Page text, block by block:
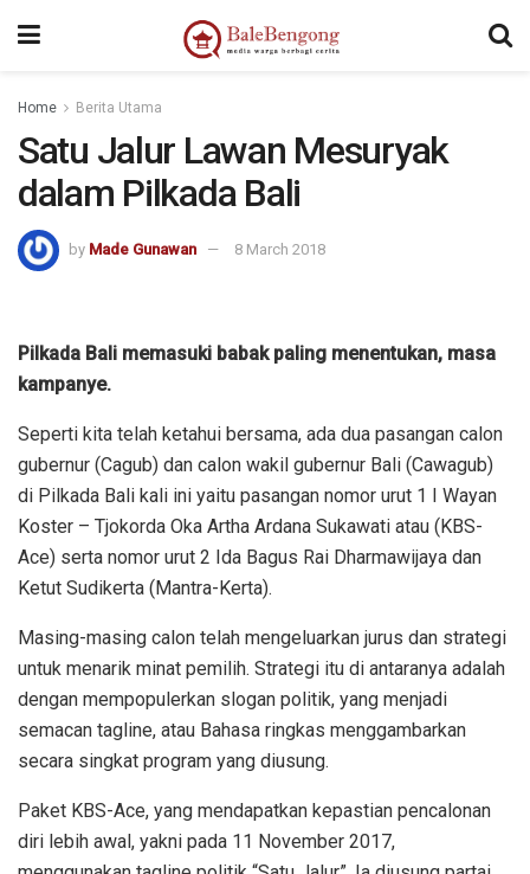
Home Berita Utama
Satu Jalur Lawan Mesuryak
dalam Pilkada Bali
by Made Gunawan 8 March 2018
Pilkada Bali memasuki babak paling menentukan, masa
kampanye.
Seperti kita telah ketahui bersama, ada dua pasangan calon
gubernur (Cagub) dan calon wakil gubernur Bali (Cawagub)
di Pilkada Bali kali ini yaitu pasangan nomor urut 1 I Wayan
Koster – Tjokorda Oka Artha Ardana Sukawati atau (KBS-
Ace) serta nomor urut 2 Ida Bagus Rai Dharmawijaya dan
Ketut Sudikerta (Mantra-Kerta).
Masing-masing calon telah mengeluarkan jurus dan strategi
untuk menarik minat pemilih. Strategi itu di antaranya adalah
dengan mempopulerkan slogan politik, yang menjadi
semacan tagline, atau Bahasa ringkas menggambarkan
secara singkat program yang diusung.
Paket KBS-Ace, yang mendapatkan kepastian pencalonan
diri lebih awal, yakni pada 11 November 2017,